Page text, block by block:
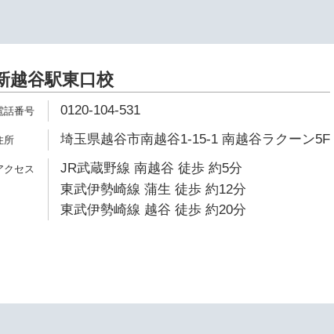
越谷駅東口校
0120-104-531
埼玉県越谷市南越谷1-15-1 南越谷ラクーン5F
JR武蔵野線 南越谷 徒歩 約5分
東武伊勢崎線 蒲生 徒歩 約12分
東武伊勢崎線 越谷 徒歩 約20分